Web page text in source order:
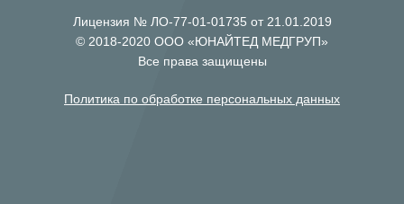
Лицензия № ЛО-77-01-01735 от 21.01.2019
© 2018-2020 ООО «ЮНАЙТЕД МЕДГРУП»
Все права защищены
Политика по обработке персональных данных